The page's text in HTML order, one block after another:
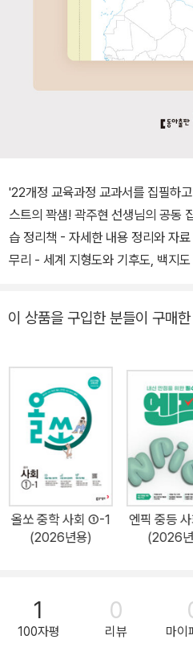
'22개정 교육과정 교과서를 집필하고
스트의 꽉샘! 곽주현 선생님의 공동 집필
습 정리책 - 자세한 내용 정리와 자
무리 - 세계 지형도와 기후도, 백지도 특별 부록 시험 대비 문제책 -
답 풀이 - 알려 줄게! 코너로 주요 개념 복습 온라인 서비스 - 무료 동
이 상품을 구입한 분들이 구매
올쏘 중학 사회 ①-1
(2026년용)
엔픽 중등
(2026
1
100자평
0
리뷰 마이